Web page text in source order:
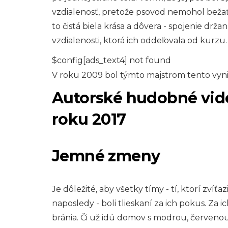
vzdialenosť, pretože psovod nemohol
to čistá biela krása a dôvera - spojenie
vzdialenosti, ktorá ich oddeľovala od kurzu.
$config[ads_text4] not found
V roku 2009 bol týmto majstrom tento
Autorské hudobné
roku 2017
Jemné zmeny
Je dôležité, aby všetky tímy - tí, ktorí
naposledy - boli tlieskaní za ich pokus. Za
bránia. Či už idú domov s modrou,